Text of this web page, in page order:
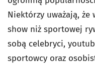
Niektórzy uważają, że
show niż sportowej
sobą celebryci,
sportowcy oraz